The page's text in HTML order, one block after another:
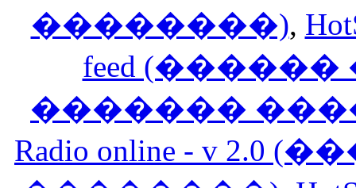
��������),
feed
�������
Radio online - v